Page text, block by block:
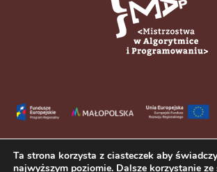
Ta strona korzysta z ciasteczek aby
najwyższym poziomie. Dalsze korzystanie ze